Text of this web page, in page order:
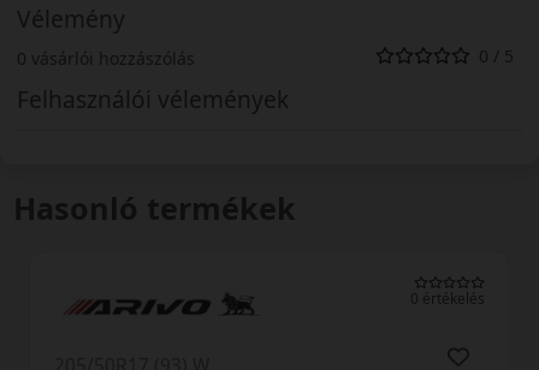
Vélemény
0 vásárlói hozzászólás 0 / 5
Felhasználói vélemények
Hasonló termékek
0 értékelés